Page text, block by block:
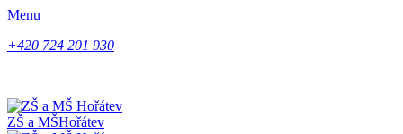
Menu
+420 724 201 930
ZŠ a MŠHořátev